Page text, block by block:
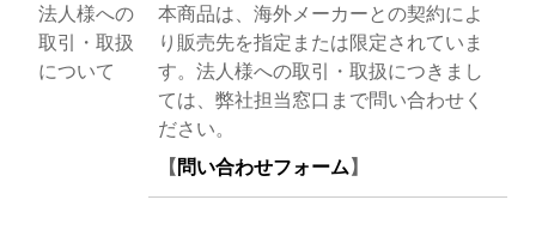
法人様への
取引・取扱
について
本商品は、海外メーカーとの契約によ
り販売先を指定または限定されていま
す。法人様への取引・取扱につきまし
ては、弊社担当窓口まで問い合わせく
ださい。
【 問い合わせフォーム 】